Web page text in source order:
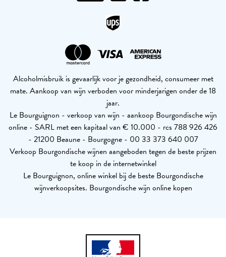
Alcoholmisbruik is gevaarlijk voor je gezondheid, consumeer met
mate. Aankoop van wijn verboden voor minderjarigen onder de 18
jaar.
Le Bourguignon - verkoop van wijn - aankoop Bourgondische wijn
online - SARL met een kapitaal van € 10.000 - rcs 788 926 426
- 21200 Beaune - Bourgogne - 00 33 373 640 007
Verkoop Bourgondische wijnen aangeboden tegen de beste prijzen
te koop in de internetwinkel
Le Bourguignon, online winkel bij de beste Bourgondische
wijnverkoopsites. Bourgondische wijn online kopen